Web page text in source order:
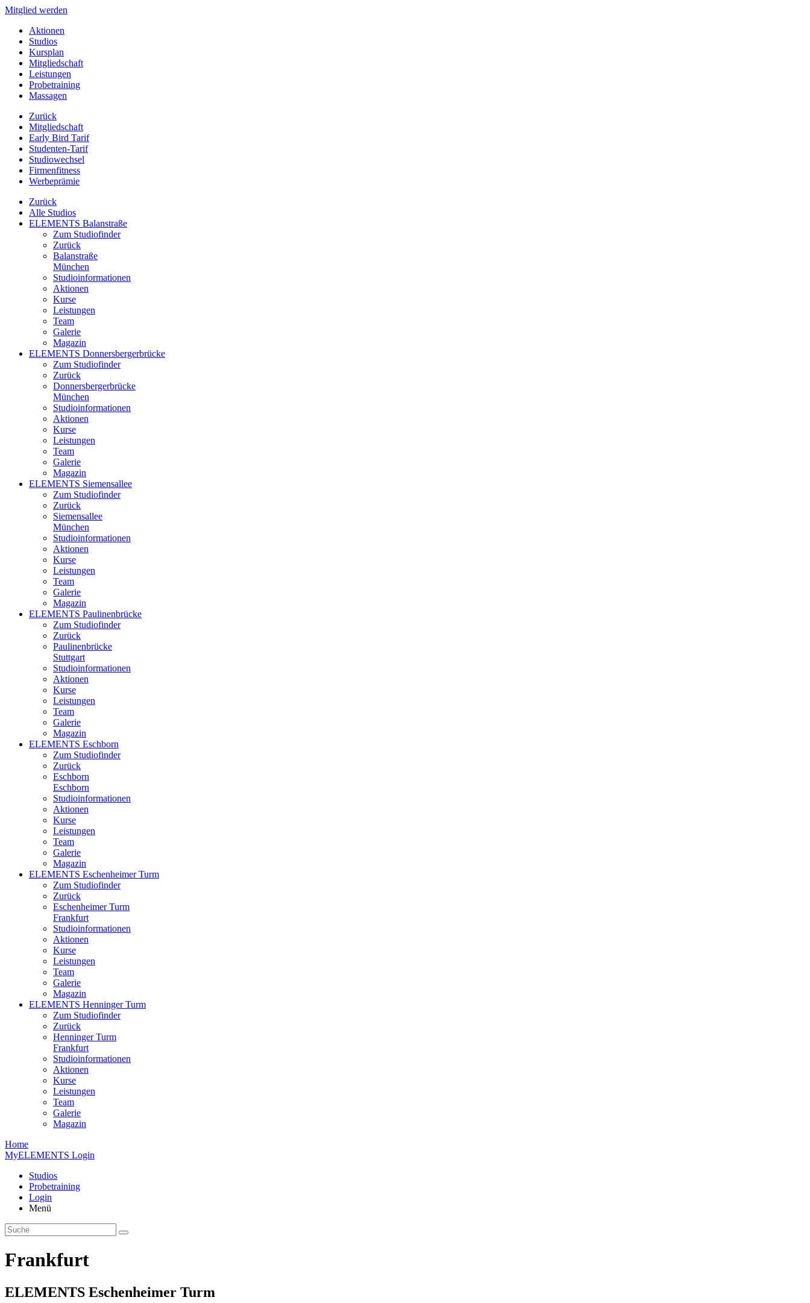
Mitglied werden
Aktionen
Studios
Kursplan
Mitgliedschaft
Leistungen
Probetraining
Massagen
Zurück
Mitgliedschaft
Early Bird Tarif
Studenten-Tarif
Studiowechsel
Firmenfitness
Werbeprämie
Zurück
Alle Studios
ELEMENTS Balanstraße
Zum Studiofinder
Zurück
Balan­straße
München
Studioinformationen
Aktionen
Kurse
Leistungen
Team
Galerie
Magazin
ELEMENTS Donnersbergerbrücke
Zum Studiofinder
Zurück
Donners­berger­brücke
München
Studioinformationen
Aktionen
Kurse
Leistungen
Team
Galerie
Magazin
ELEMENTS Siemensallee
Zum Studiofinder
Zurück
Siemens­allee
München
Studioinformationen
Aktionen
Kurse
Leistungen
Team
Galerie
Magazin
ELEMENTS Paulinenbrücke
Zum Studiofinder
Zurück
Paulinen­brücke
Stuttgart
Studioinformationen
Aktionen
Kurse
Leistungen
Team
Galerie
Magazin
ELEMENTS Eschborn
Zum Studiofinder
Zurück
Esch­born
Eschborn
Studioinformationen
Aktionen
Kurse
Leistungen
Team
Galerie
Magazin
ELEMENTS Eschenheimer Turm
Zum Studiofinder
Zurück
Eschen­heimer Turm
Frankfurt
Studioinformationen
Aktionen
Kurse
Leistungen
Team
Galerie
Magazin
ELEMENTS Henninger Turm
Zum Studiofinder
Zurück
Henninger Turm
Frankfurt
Studioinformationen
Aktionen
Kurse
Leistungen
Team
Galerie
Magazin
Home
MyELEMENTS Login
Studios
Probe­training
Login
Menü
Frankfurt
ELEMENTS Eschen­heimer Turm